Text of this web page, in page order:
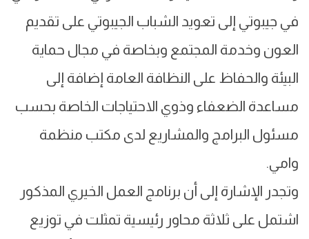
في جيبوتي إلى تعويد الشباب الجيبوتي على تقديم
العون وخدمة المجتمع وبخاصة في مجال حماية
البيئة والحفاظ على النظافة العامة إضافة إلى
مساعدة الضعفاء وذوي الاحتياجات الخاصة بحسب
مسئول البرامج والمشاريع لدى مكتب منظمة
وامي.
وتجدر الإشارة إلى أن برنامج العمل الخيري المذكور
اشتمل على ثلاثة محاور رئيسية تمثلت في توزيع